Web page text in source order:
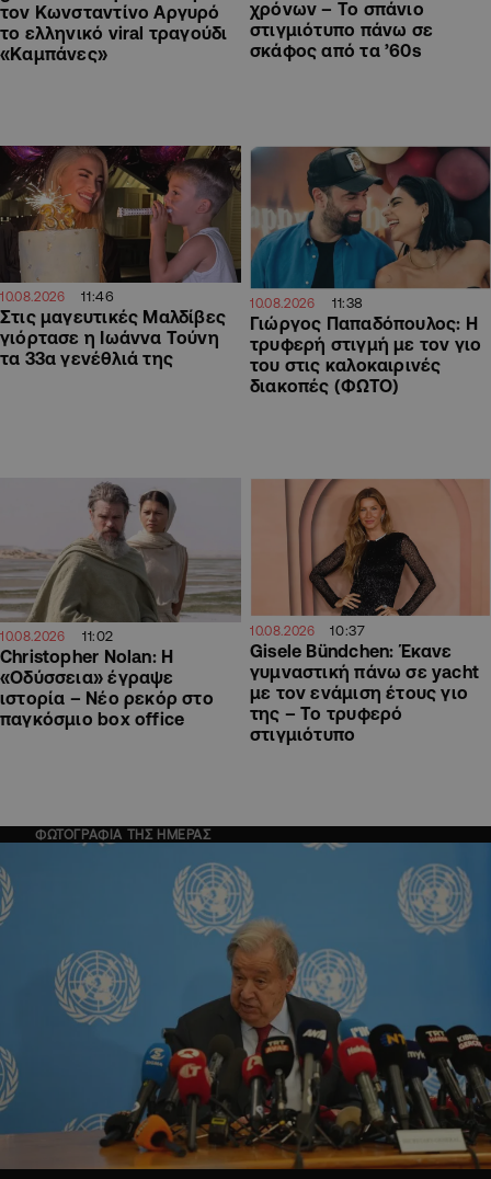
τον Κωνσταντίνο Αργυρό
το ελληνικό viral τραγούδι
«Καμπάνες»
χρόνων – Το σπάνιο
στιγμιότυπο πάνω σε
σκάφος από τα ’60s
10.08.2026 11:46
Στις μαγευτικές Μαλδίβες
γιόρτασε η Ιωάννα Τούνη
τα 33α γενέθλιά της
10.08.2026 11:38
Γιώργος Παπαδόπουλος: Η
τρυφερή στιγμή με τον γιο
του στις καλοκαιρινές
διακοπές (ΦΩΤΟ)
10.08.2026 11:02
Christopher Nolan: Η
«Οδύσσεια» έγραψε
ιστορία – Νέο ρεκόρ στο
παγκόσμιο box office
10.08.2026 10:37
Gisele Bündchen: Έκανε
γυμναστική πάνω σε yacht
με τον ενάμιση έτους γιο
της – Το τρυφερό
στιγμιότυπο
ΦΩΤΟΓΡΑΦΙΑ ΤΗΣ ΗΜΕΡΑΣ